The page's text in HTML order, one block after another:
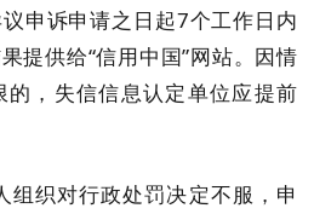
申诉申请之日起7个工作日内
提供给“信用中国”网站。因情
，失信信息认定单位应提前
组织对行政处罚决定不服， 申